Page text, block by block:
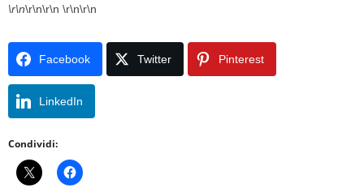
\r\n\r\n\r\n \r\n\r\n
Facebook Twitter Pinterest
LinkedIn
Condividi: